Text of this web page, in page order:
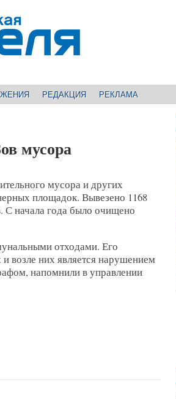
РЕДАКЦИЯ РЕКЛАМА
мусора
мусора и других
площадок. Вывезено 1168
С начала года было очищено
отходами. Его
возле них является нарушением
напомнили в управлении